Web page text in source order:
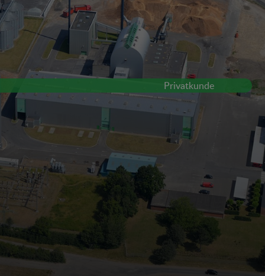
Privatkunde